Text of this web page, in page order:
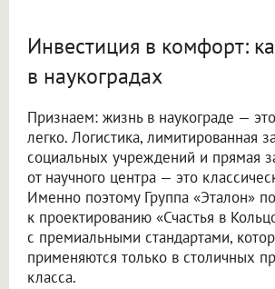
Инвестиция в комфорт:
в наукоградах
Признаем: жизнь в наукограде —
легко. Логистика, лимитированная
социальных учреждений и прямая
от научного центра — это
Именно поэтому Группа «Эталон»
к проектированию «Счастья в
с премиальными стандартами,
применяются только в столичных
класса.